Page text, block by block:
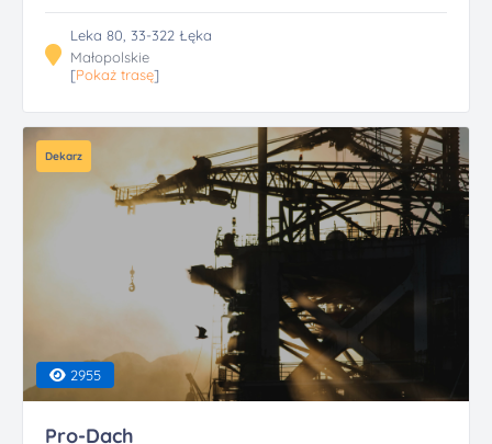
Leka 80, 33-322 Łęka
Małopolskie
[Pokaż trasę]
Dekarz
2955
Pro-Dach